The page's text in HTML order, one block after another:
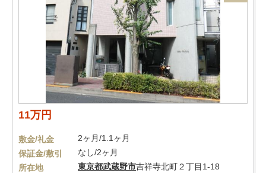
11万円
敷金/礼金
2ヶ月/1.1ヶ月
保証金/敷引
なし/2ヶ月
所在地
東京都武蔵野市吉祥寺北町２丁目1-18